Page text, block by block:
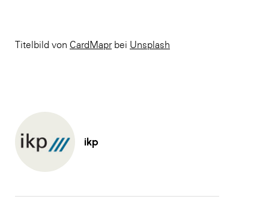
Titelbild von CardMaprbei Unsplash
ikp